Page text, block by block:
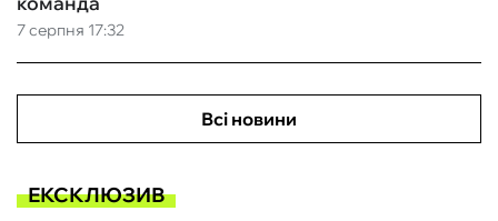
7 серпня 17:32
Всі новини
ЕКСКЛЮЗИВ